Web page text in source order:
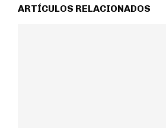
ARTÍCULOS RELACIONADOS